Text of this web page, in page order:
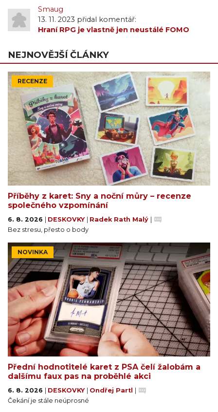
Smaug
13. 11. 2023 přidal komentář:
Hraní RPG je vlastně jen neustálé FOMO
NEJNOVĚJŠÍ ČLÁNKY
RECENZE
Příběhy z karet: Sny a noční můry – recenze
společného vzpomínání
6. 8. 2026 DESKOVKY Radek Rath Malý
Bez stresu, přesto o body
NOVINKA
Přední hodnotitelé karet z PSA čelí žalobám a
dalšímu faux pas na proběhlé akci
6. 8. 2026 DESKOVKY Ondřej Partl
Čekání je stále neúprosné